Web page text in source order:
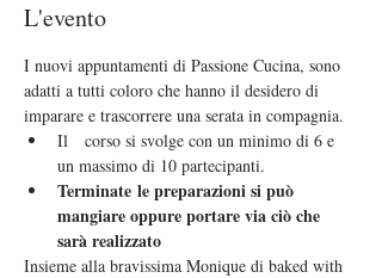
L'evento
I nuovi appuntamenti di Passione Cucina, sono
adatti a tutti coloro che hanno il desidero di
imparare e trascorrere una serata in compagnia.
Il   corso si svolge con un minimo di 6 e
un massimo di 10 partecipanti.
Terminate le preparazioni si può
mangiare oppure portare via ciò che
sarà realizzato
Insieme alla bravissima Monique di baked with